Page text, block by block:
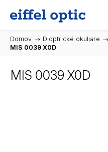
Domov / Dioptrické okuliare /
MIS 0039 X0D
MIS 0039 X0D